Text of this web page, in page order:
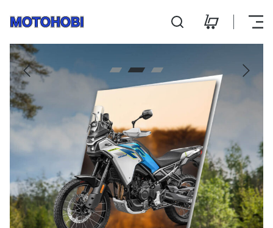
Hooldus ja remont
Kontakt
E-pood
E-R 9:00 - 18:00
Motohobi - Avaleht